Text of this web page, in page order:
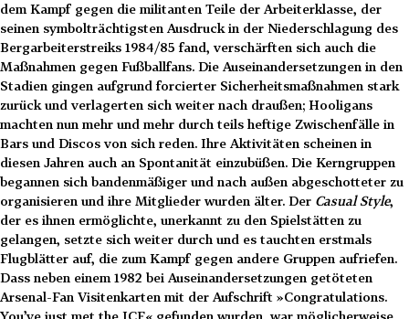
dem Kampf gegen die militanten Teile der Arbeiterklasse, der
seinen symbolträchtigsten Ausdruck in der Niederschlagung des
Bergarbeiterstreiks 1984/85 fand, verschärften sich auch die
Maßnahmen gegen Fußballfans. Die Auseinandersetzungen in den
Stadien gingen aufgrund forcierter Sicherheitsmaßnahmen stark
zurück und verlagerten sich weiter nach draußen; Hooligans
machten nun mehr und mehr durch teils heftige Zwischenfälle in
Bars und Discos von sich reden. Ihre Aktivitäten scheinen in
diesen Jahren auch an Spontanität einzubüßen. Die Kerngruppen
begannen sich bandenmäßiger und nach außen abgeschotteter zu
organisieren und ihre Mitglieder wurden älter. Der Casual Style,
der es ihnen ermöglichte, unerkannt zu den Spielstätten zu
gelangen, setzte sich weiter durch und es tauchten erstmals
Flugblätter auf, die zum Kampf gegen andere Gruppen aufriefen.
Dass neben einem 1982 bei Auseinandersetzungen getöteten
Arsenal-Fan Visitenkarten mit der Aufschrift »Congratulations.